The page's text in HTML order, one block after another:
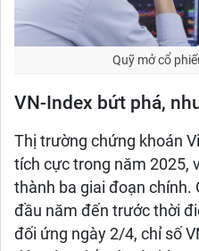
Quỹ mở cổ
VN-Index bứt phá,
Thị trường chứng khoán
tích cực trong năm 2025,
thành ba giai đoạn chính.
đầu năm đến trước thời
đối ứng ngày 2/4, chỉ số